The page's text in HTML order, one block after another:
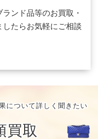
ンド品等のお買取・
したらお気軽にご相談
について詳しく聞きたい
買取